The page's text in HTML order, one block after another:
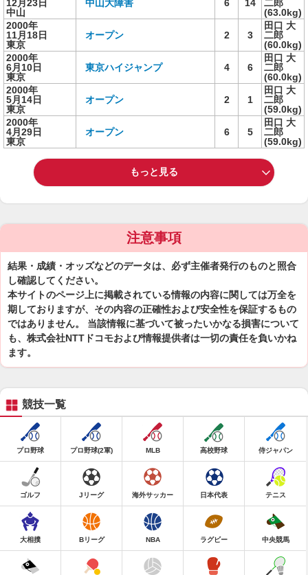
12月23日
中山
中山大障害 6 14
二郎
(63.0kg)
2000年
11月18日
東京
オープン 2 3
田口 大
二郎
(60.0kg)
2000年
6月10日
東京
東京ハイジャンプ 4 6
田口 大
二郎
(60.0kg)
2000年
5月14日
東京
オープン 2 1
田口 大
二郎
(59.0kg)
2000年
4月29日
東京
オープン 6 5
田口 大
二郎
(59.0kg)
もっと見る
注意事項
結果・成績・オッズなどのデータは、必ず主催者発行のものと照合
し確認してください。
本サイトのページ上に掲載されている情報の内容に関しては万全を
期しておりますが、その内容の正確性および安全性を保証するもの
ではありません。 当該情報に基づいて被ったいかなる損害について
も、株式会社NTTドコモおよび情報提供者は一切の責任を負いかね
ます。
競技一覧
プロ野球 プロ野球(2軍) MLB 高校野球 侍ジャパン
ゴルフ Jリーグ 海外サッカー 日本代表 テニス
大相撲 Bリーグ NBA ラグビー 中央競馬